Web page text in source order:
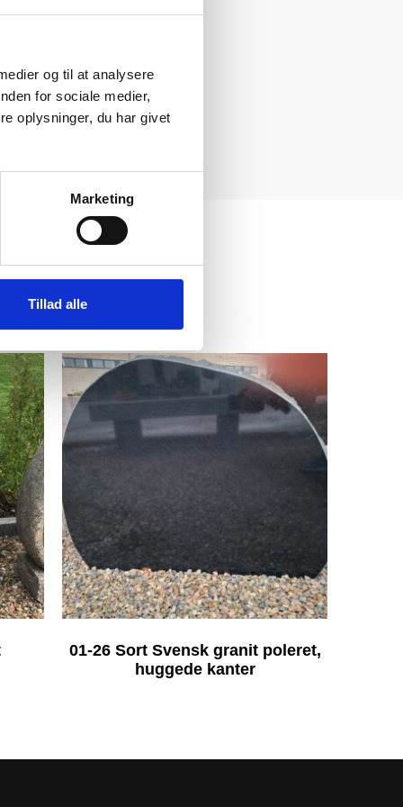
og til at analysere
for sociale medier,
oplysninger, du har givet
Marketing
Tillad alle
01-26 Sort Svensk granit poleret,
huggede kanter